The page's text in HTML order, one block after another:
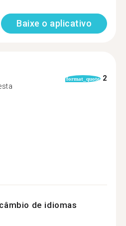
Baixe o aplicativo
format_quote 2
de idiomas